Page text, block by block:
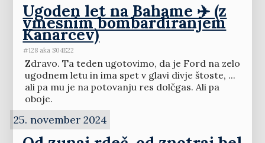
Ugoden let na Bahame ✈️ (z
vmesnim bombardiranjem
Kanarcev)
#128 aka S04E22
Zdravo. Ta teden ugotovimo, da je Ford na zelo
ugodnem letu in ima spet v glavi divje štoste, ...
ali pa mu je na potovanju res dolčgas. Ali pa
oboje.
25. november 2024